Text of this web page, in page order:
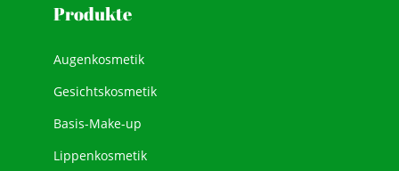
Produkte
Augenkosmetik
Gesichtskosmetik
Basis-Make-up
Lippenkosmetik